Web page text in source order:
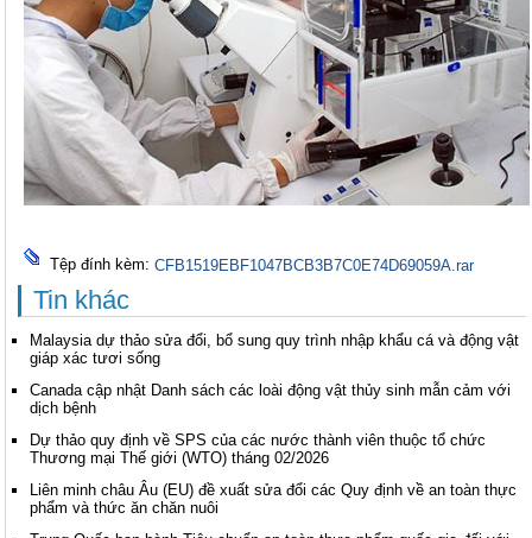
Tệp đính kèm: CFB1519EBF1047BCB3B7C0E74D69059A.rar
Tin khác
Malaysia dự thảo sửa đổi, bổ sung quy trình nhập khẩu cá và động vật
giáp xác tươi sống
Canada cập nhật Danh sách các loài động vật thủy sinh mẫn cảm với
dịch bệnh
Dự thảo quy định về SPS của các nước thành viên thuộc tổ chức
Thương mại Thế giới (WTO) tháng 02/2026
Liên minh châu Âu (EU) đề xuất sửa đổi các Quy định về an toàn thực
phẩm và thức ăn chăn nuôi